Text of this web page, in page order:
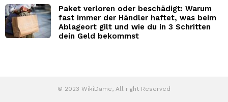
Paket verloren oder beschädigt: Warum
fast immer der Händler haftet, was beim
Ablageort gilt und wie du in 3 Schritten
dein Geld bekommst
© 2023 WikiDame, All right Reserved